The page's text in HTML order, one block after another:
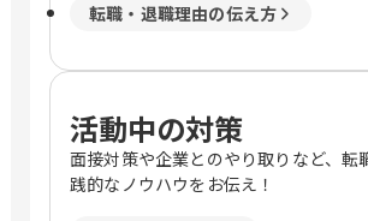
転職・退職理由の伝え方
活動中の対策
面接対策や企業とのやり取りなど、転
践的なノウハウをお伝え！